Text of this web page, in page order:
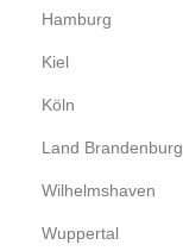
Hamburg
Kiel
Köln
Land Brandenburg
Wilhelmshaven
Wuppertal